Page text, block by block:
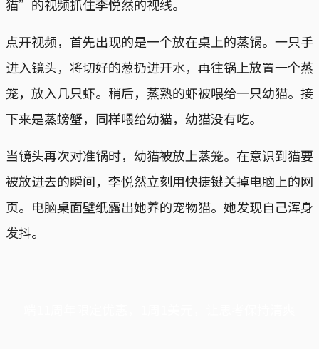
猫”的视频抓住李悦然的视线。
点开视频，首先出现的是一个放在桌上的蒸锅。一只手
进入镜头，将切好的葱扔进开水，再往锅上放置一个蒸
笼，放入几只虾。稍后，蒸熟的虾被喂给一只幼猫。接
下来是蒸螃蟹，同样喂给幼猫，幼猫没有吃。
当镜头再次对准锅时，幼猫被放上蒸笼。在意识到猫要
被放进去的瞬间，李悦然立刻用快捷键关掉电脑上的网
页。电脑桌面壁纸露出她养的宠物猫。她发现自己浑身
发抖。